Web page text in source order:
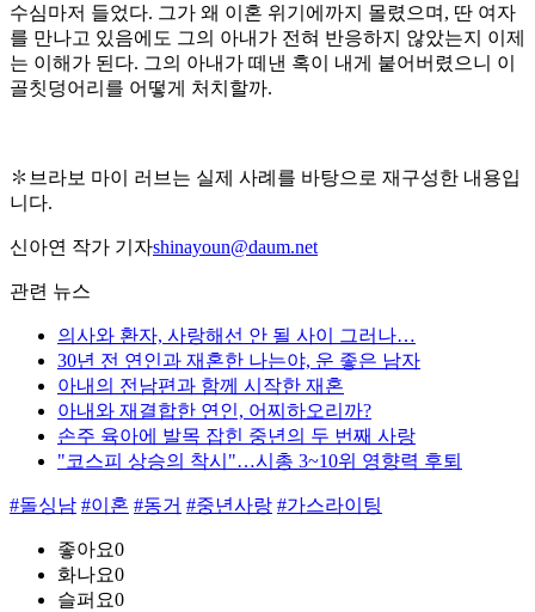
수심마저 들었다. 그가 왜 이혼 위기에까지 몰렸으며, 딴 여자
를 만나고 있음에도 그의 아내가 전혀 반응하지 않았는지 이제
는 이해가 된다. 그의 아내가 떼낸 혹이 내게 붙어버렸으니 이
골칫덩어리를 어떻게 처치할까.
✽브라보 마이 러브는 실제 사례를 바탕으로 재구성한 내용입
니다.
신아연 작가 기자shinayoun@daum.net
관련 뉴스
의사와 환자, 사랑해선 안 될 사이 그러나…
30년 전 연인과 재혼한 나는야, 운 좋은 남자
아내의 전남편과 함께 시작한 재혼
아내와 재결합한 연인, 어찌하오리까?
손주 육아에 발목 잡힌 중년의 두 번째 사랑
"코스피 상승의 착시"…시총 3~10위 영향력 후퇴
#돌싱남 #이혼 #동거 #중년사랑 #가스라이팅
좋아요0
화나요0
슬퍼요0